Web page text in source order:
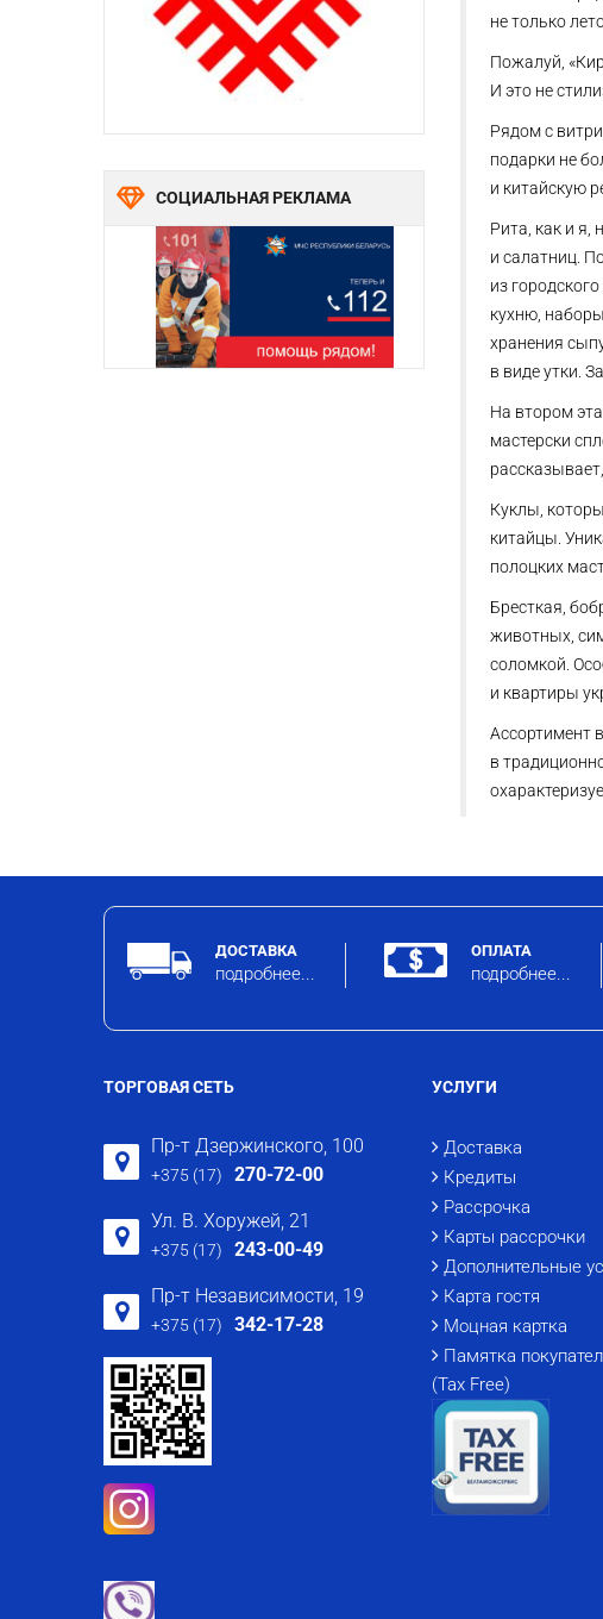
не только
Пожалуй,
И это не
Рядом с
подарки не
и китайскую
Рита, как и я,
и салатниц.
из
кухню,
хранения
в виде утки.
На втором
мастерски
Куклы,
китайцы.
полоцких
Бресткая,
животных,
соломкой.
и квартиры
Ассортимент
в
СОЦИАЛЬНАЯ РЕКЛАМА
ДОСТАВКА
подробнее...
ОПЛАТА
подробнее...
ТОРГОВАЯ СЕТЬ
Пр-т Дзержинского, 100
+375 (17) 270-72-00
Ул. В. Хоружей, 21
+375 (17) 243-00-49
Пр-т Независимости, 19
+375 (17) 342-17-28
УСЛУГИ
Доставка
Кредиты
Рассрочка
Карты рассрочки
Дополнительные
Карта гостя
Моцная картка
Памятка
(Tax Free)